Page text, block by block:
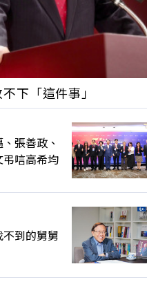
下「這件事」
張善政、
唁高希均
到的舅舅